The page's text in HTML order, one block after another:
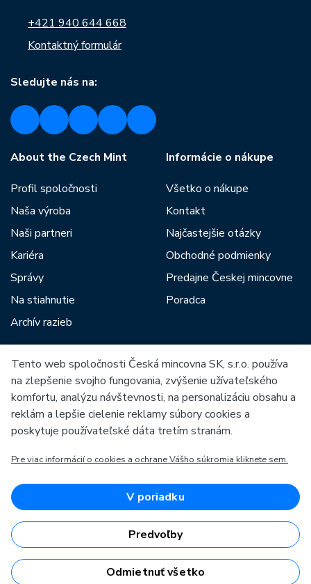
+421 940 644 668
Kontaktný formulár
Sledujte nás na:
About the Czech Mint
Profil spoločnosti
Naša výroba
Naši partneri
Kariéra
Správy
Na stiahnutie
Archív razieb
Informácie o nákupe
Všetko o nákupe
Kontakt
Najčastejšie otázky
Obchodné podmienky
Predajne Českej mincovne
Poradca
Medzi našich partnerov patria:
Európska únia
OP Podnikanie a inovácie pre konkurencieschopnosť
Európsky fond pre regionálny rozvoj
Česká mincovna, a.s. & Česká mincovna SK, s.r.o. © 1993 - 2026
Tento web spoločnosti Česká mincovna SK, s.r.o. používa
na zlepšenie svojho fungovania, zvýšenie užívateľského
komfortu, analýzu návštevnosti, na personalizáciu obsahu a
reklám a lepšie cielenie reklamy súbory cookies a
poskytuje používateľské dáta tretím stranám.
Pre viac informácií o cookies a ochrane Vášho súkromia kliknete sem.
V poriadku
Predvoľby
Odmietnuť všetko